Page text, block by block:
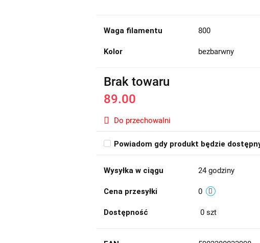
Waga filamentu 800
Kolor bezbarwny
Brak towaru
89.00
Do przechowalni
Powiadom gdy produkt będzie
Wysyłka w ciągu 24 godziny
Cena przesyłki 0
Dostępność 0 szt